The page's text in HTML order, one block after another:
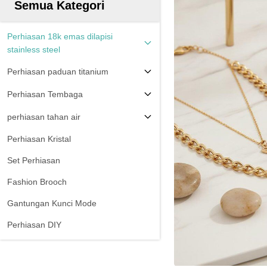
Semua Kategori
Perhiasan 18k emas dilapisi
stainless steel
Perhiasan paduan titanium
Perhiasan Tembaga
perhiasan tahan air
Perhiasan Kristal
Set Perhiasan
Fashion Brooch
Gantungan Kunci Mode
Perhiasan DIY